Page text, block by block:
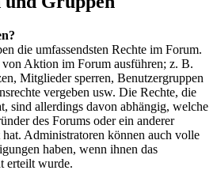
die umfassendsten Rechte im Forum.
Aktion im Forum ausführen; z. B.
Mitglieder sperren, Benutzergruppen
vergeben usw. Die Rechte, die
sind allerdings davon abhängig, welche
des Forums oder ein anderer
Administratoren können auch volle
haben, wenn ihnen das
erteilt wurde.